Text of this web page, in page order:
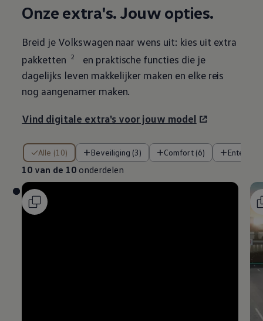
Onze extra's. Jouw opties.
Breid je Volkswagen naar wens uit: kies uit extra
pakketten
2
en praktische functies die je
dagelijks leven makkelijker maken en elke reis
nog aangenamer maken.
Vind digitale extra's voor jouw model
Alle (10) Beveiliging (3) Comfort (6)
10 van de 10 onderdelen
10 van de 10 onderdelen